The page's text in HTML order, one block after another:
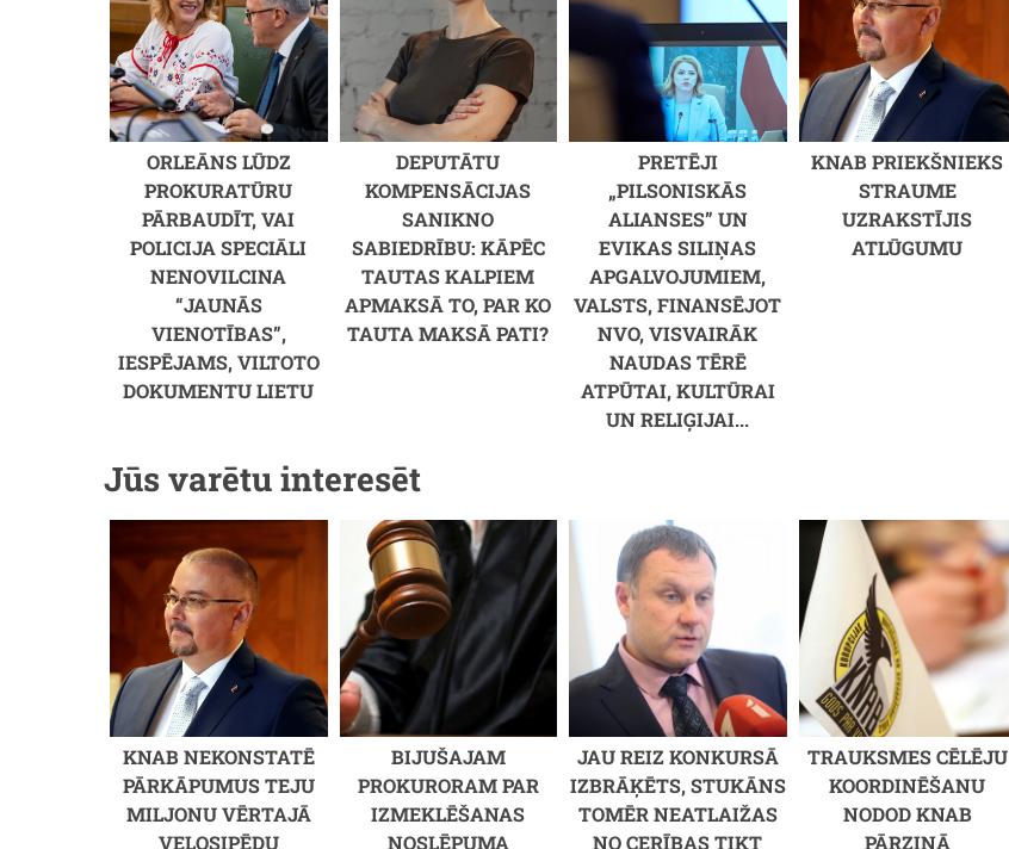
ORLEĀNS LŪDZ
PROKURATŪRU
PĀRBAUDĪT, VAI
POLICIJA SPECIĀLI
NENOVILCINA
“JAUNĀS
VIENOTĪBAS”,
IESPĒJAMS, VILTOTO
DOKUMENTU LIETU
DEPUTĀTU
KOMPENSĀCIJAS
SANIKNO
SABIEDRĪBU: KĀPĒC
TAUTAS KALPIEM
APMAKSĀ TO, PAR KO
TAUTA MAKSĀ PATI?
PRETĒJI
„PILSONISKĀS
ALIANSES” UN
EVIKAS SILIŅAS
APGALVOJUMIEM,
VALSTS, FINANSĒJOT
NVO, VISVAIRĀK
NAUDAS TĒRĒ
ATPŪTAI, KULTŪRAI
UN RELIĢIJAI...
KNAB PRIEKŠNIEKS
STRAUME
UZRAKSTĪJIS
ATLŪGUMU
Jūs varētu interesēt
KNAB NEKONSTATĒ
PĀRKĀPUMUS TEJU
MILJONU VĒRTAJĀ
VELOSIPĒDU
BIJUŠAJAM
PROKURORAM PAR
IZMEKLĒŠANAS
NOSLĒPUMA
JAU REIZ KONKURSĀ
IZBRĀĶĒTS, STUKĀNS
TOMĒR NEATLAIŽAS
NO CERĪBAS TIKT
TRAUKSMES CĒLĒJU
KOORDINĒŠANU
NODOD KNAB
PĀRZIŅĀ